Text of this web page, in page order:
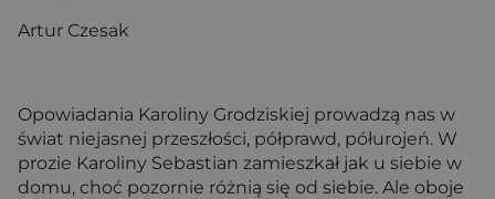
Artur Czesak
Opowiadania Karoliny Grodziskiej prowadzą nas w
świat niejasnej przeszłości, półprawd, półurojeń. W
prozie Karoliny Sebastian zamieszkał jak u siebie w
domu, choć pozornie różnią się od siebie. Ale oboje